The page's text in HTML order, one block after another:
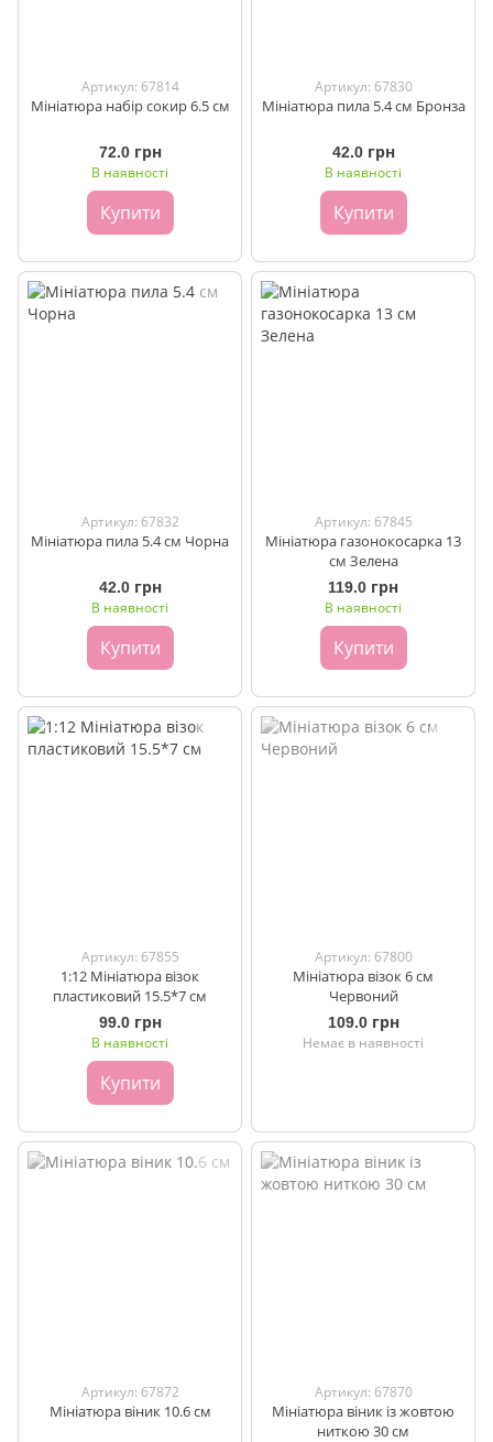
Артикул: 67814
Мініатюра набір сокир 6.5 см
72.0 грн
В наявності
Купити
Артикул: 67830
Мініатюра пила 5.4 см Бронза
42.0 грн
В наявності
Купити
Артикул: 67832
Мініатюра пила 5.4 см Чорна
42.0 грн
В наявності
Купити
Артикул: 67845
Мініатюра газонокосарка 13
см Зелена
119.0 грн
В наявності
Купити
Артикул: 67855
1:12 Мініатюра візок
пластиковий 15.5*7 см
99.0 грн
В наявності
Купити
Артикул: 67800
Мініатюра візок 6 см
Червоний
109.0 грн
Немає в наявності
Артикул: 67872
Мініатюра віник 10.6 см
Артикул: 67870
Мініатюра віник із жовтою
ниткою 30 см